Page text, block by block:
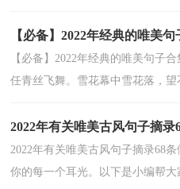
【必备】2022年经典的唯美
【必备】2022年经典的唯美句子
任青丝飞舞。雪花幕中雪花落，
2022年有关唯美古风句子摘录
2022年有关唯美古风句子摘录68
你的每一个耳光。以下是小编帮